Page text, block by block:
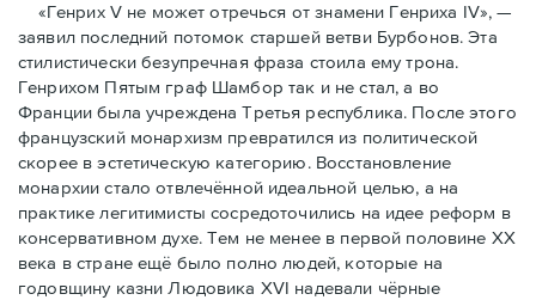
«Генрих V не может отречься от знамени Генриха IV», —
заявил последний потомок старшей ветви Бурбонов. Эта
стилистически безупречная фраза стоила ему трона.
Генрихом Пятым граф Шамбор так и не стал, а во
Франции была учреждена Третья республика. После этого
французский монархизм превратился из политической
скорее в эстетическую категорию. Восстановление
монархии стало отвлечённой идеальной целью, а на
практике легитимисты сосредоточились на идее реформ в
консервативном духе. Тем не менее в первой половине ХХ
века в стране ещё было полно людей, которые на
годовщину казни Людовика XVI надевали чёрные